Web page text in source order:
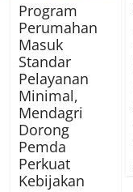
Program
Perumahan
Masuk
Standar
Pelayanan
Minimal,
Mendagri
Dorong
Pemda
Perkuat
Kebijakan